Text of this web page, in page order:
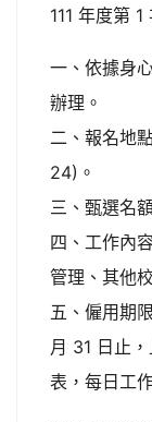
111 年度第
一、依據身
辦理。
二、報名地
24)。
三、甄選名
四、工作內
管理、其他
五、僱用期
月 31 日止
表，每日工